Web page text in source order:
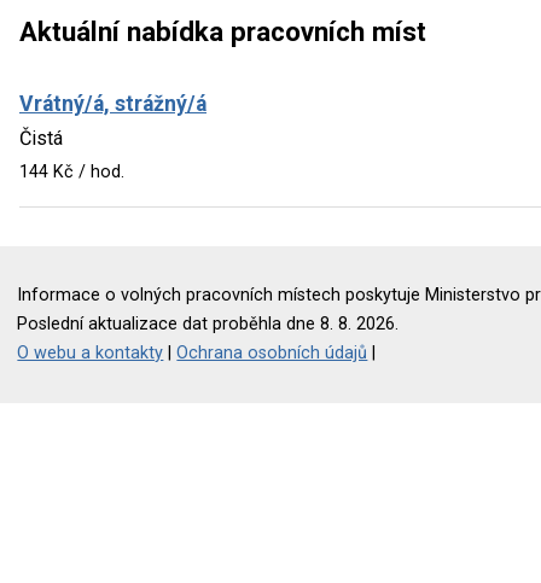
Aktuální nabídka pracovních míst
Vrátný/á, strážný/á
Čistá
144 Kč / hod.
Informace o volných pracovních místech poskytuje Ministerstvo
Poslední aktualizace dat proběhla dne 8. 8. 2026.
O webu a kontakty |Ochrana osobních údajů